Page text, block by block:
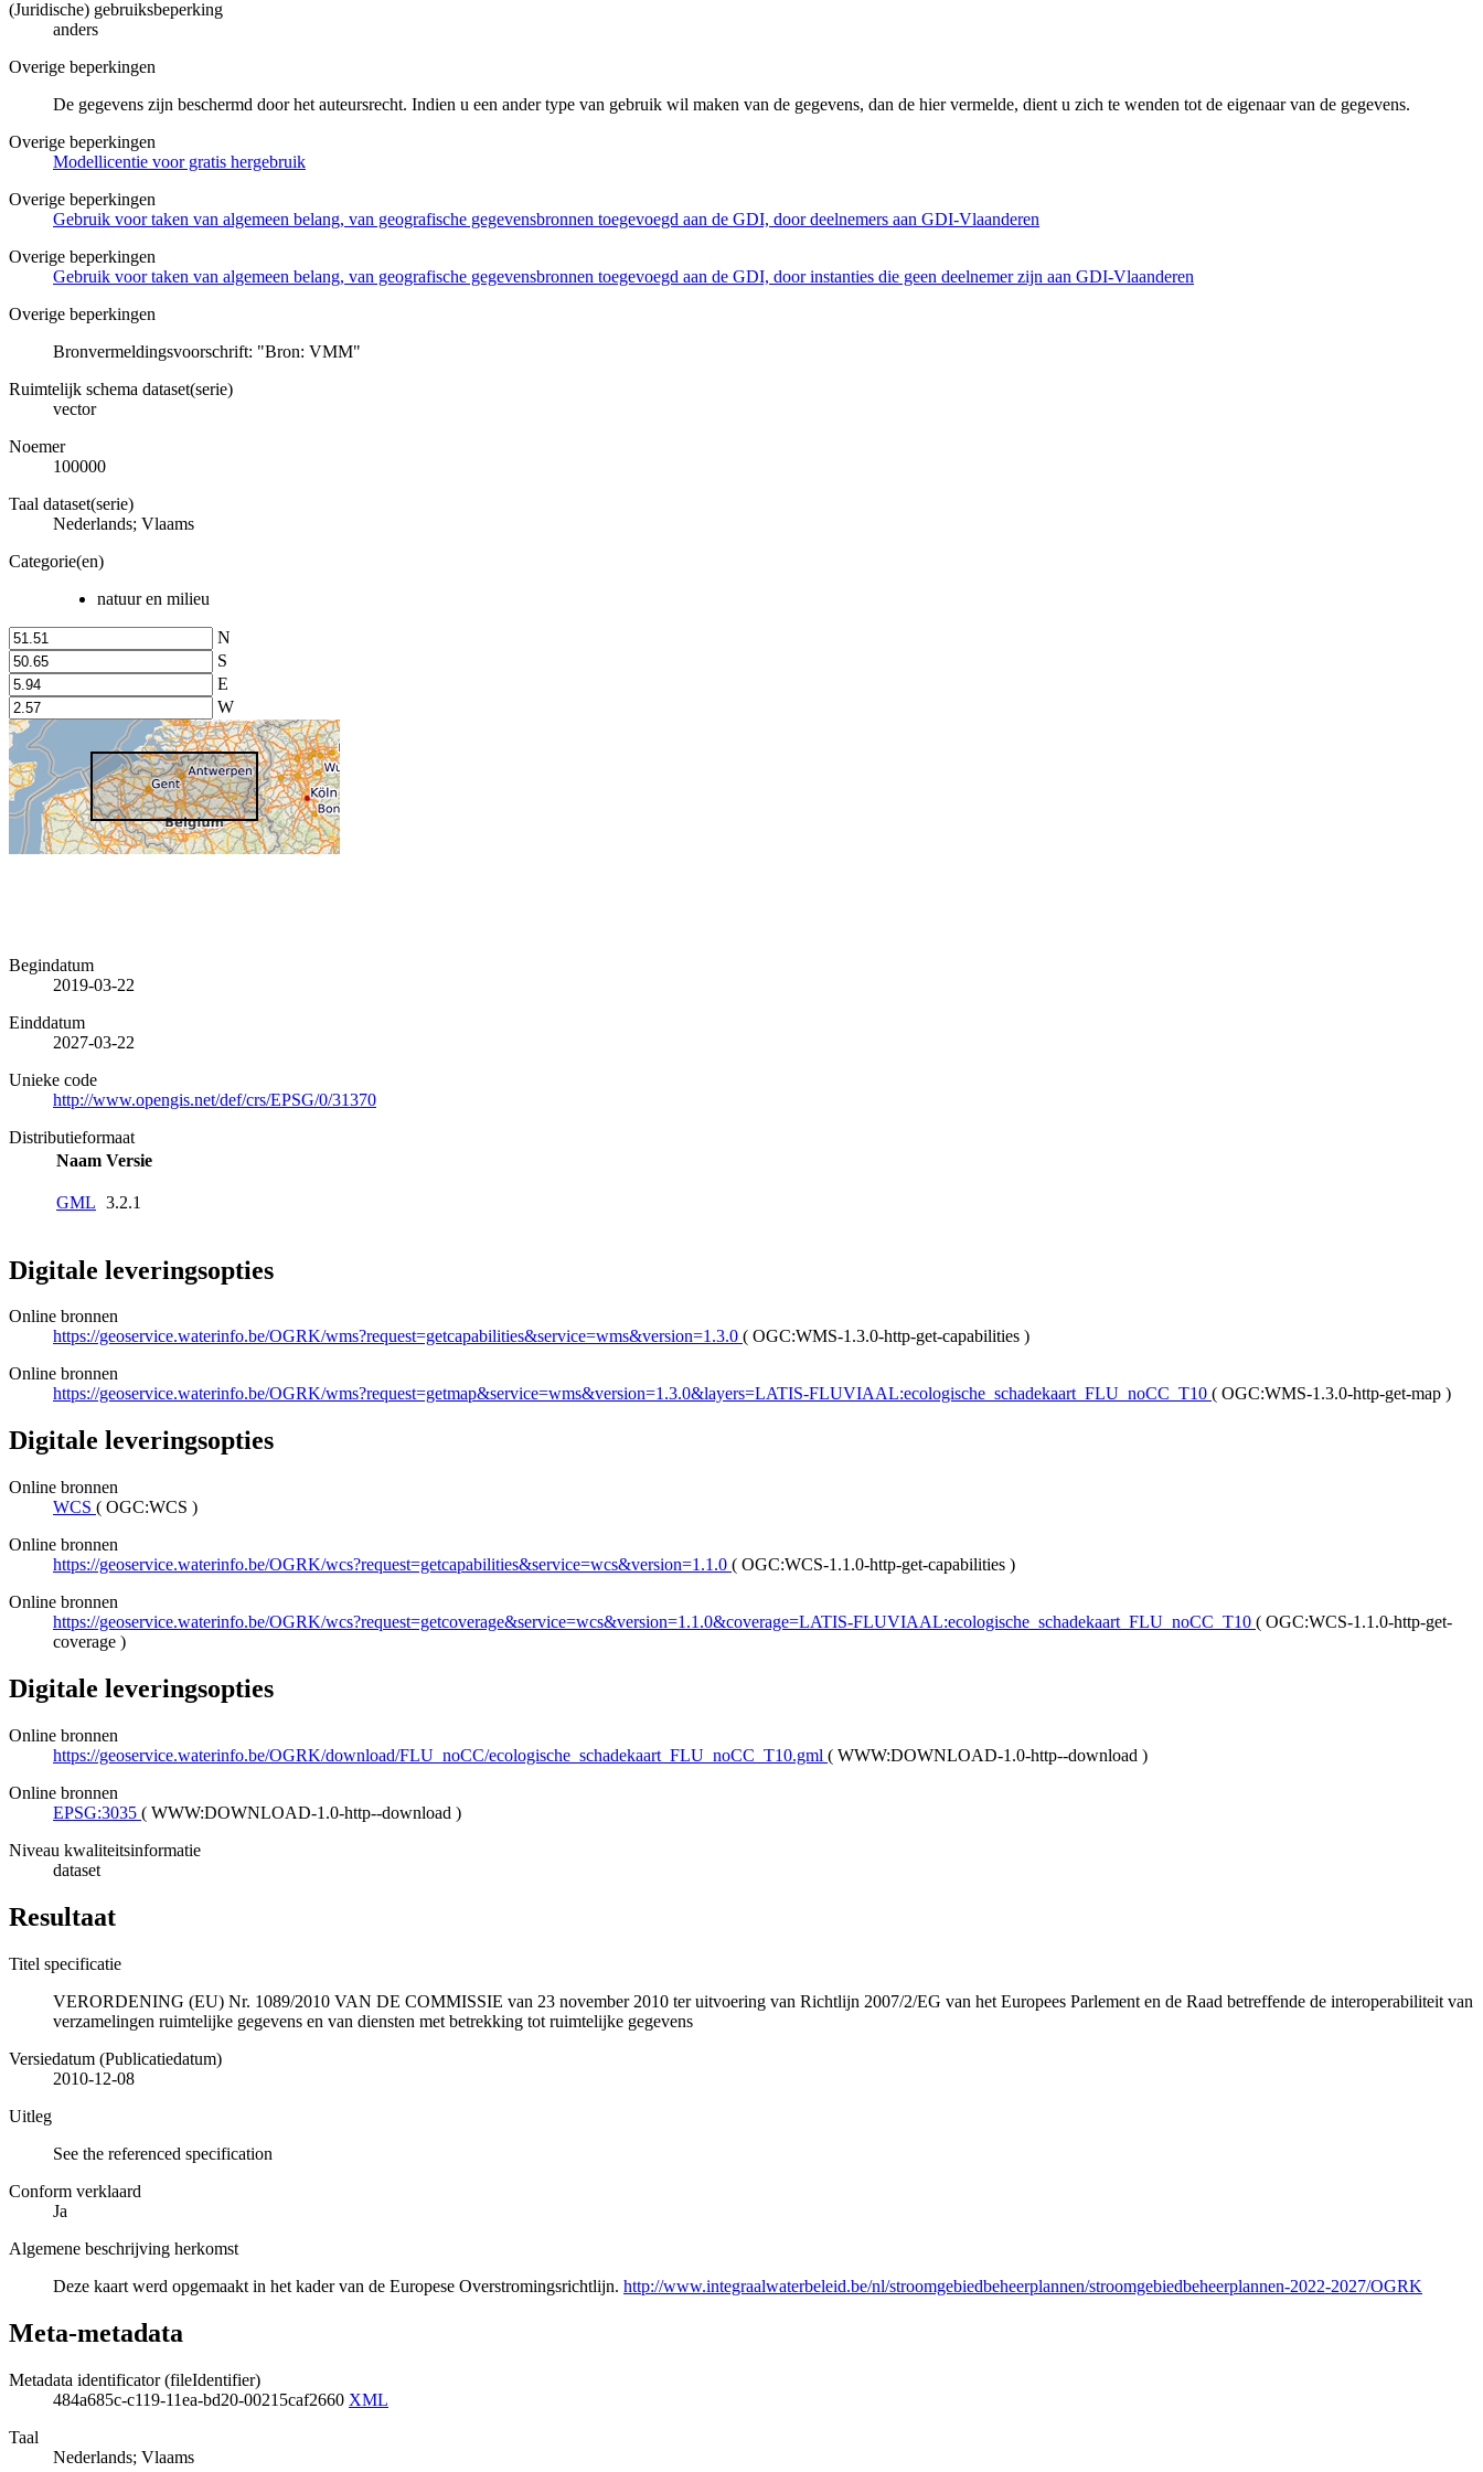
(Juridische) gebruiksbeperking
anders
Overige beperkingen
De gegevens zijn beschermd door het auteursrecht. Indien u een ander type van gebruik wil maken van de gegevens, dan de hier vermelde, dient u zich te wenden tot de eigenaar van de gegevens.
Overige beperkingen
Modellicentie voor gratis hergebruik
Overige beperkingen
Gebruik voor taken van algemeen belang, van geografische gegevensbronnen toegevoegd aan de GDI, door deelnemers aan GDI-Vlaanderen
Overige beperkingen
Gebruik voor taken van algemeen belang, van geografische gegevensbronnen toegevoegd aan de GDI, door instanties die geen deelnemer zijn aan GDI-Vlaanderen
Overige beperkingen
Bronvermeldingsvoorschrift: "Bron: VMM"
Ruimtelijk schema dataset(serie)
vector
Noemer
100000
Taal dataset(serie)
Nederlands; Vlaams
Categorie(en)
natuur en milieu
N
S
E
W
Begindatum
2019-03-22
Einddatum
2027-03-22
Unieke code
http://www.opengis.net/def/crs/EPSG/0/31370
Distributieformaat
Naam Versie
GML 3.2.1
Digitale leveringsopties
Online bronnen
https://geoservice.waterinfo.be/OGRK/wms?request=getcapabilities&service=wms&version=1.3.0 ( OGC:WMS-1.3.0-http-get-capabilities )
Online bronnen
https://geoservice.waterinfo.be/OGRK/wms?request=getmap&service=wms&version=1.3.0&layers=LATIS-FLUVIAAL:ecologische_schadekaart_FLU_noCC_T10 ( OGC:WMS-1.3.0-http-get-map )
Digitale leveringsopties
Online bronnen
WCS ( OGC:WCS )
Online bronnen
https://geoservice.waterinfo.be/OGRK/wcs?request=getcapabilities&service=wcs&version=1.1.0 ( OGC:WCS-1.1.0-http-get-capabilities )
Online bronnen
https://geoservice.waterinfo.be/OGRK/wcs?request=getcoverage&service=wcs&version=1.1.0&coverage=LATIS-FLUVIAAL:ecologische_schadekaart_FLU_noCC_T10 ( OGC:WCS-1.1.0-http-get-
coverage )
Digitale leveringsopties
Online bronnen
https://geoservice.waterinfo.be/OGRK/download/FLU_noCC/ecologische_schadekaart_FLU_noCC_T10.gml ( WWW:DOWNLOAD-1.0-http--download )
Online bronnen
EPSG:3035 ( WWW:DOWNLOAD-1.0-http--download )
Niveau kwaliteitsinformatie
dataset
Resultaat
Titel specificatie
VERORDENING (EU) Nr. 1089/2010 VAN DE COMMISSIE van 23 november 2010 ter uitvoering van Richtlijn 2007/2/EG van het Europees Parlement en de Raad betreffende de interoperabiliteit van
verzamelingen ruimtelijke gegevens en van diensten met betrekking tot ruimtelijke gegevens
Versiedatum (Publicatiedatum)
2010-12-08
Uitleg
See the referenced specification
Conform verklaard
Ja
Algemene beschrijving herkomst
Deze kaart werd opgemaakt in het kader van de Europese Overstromingsrichtlijn. http://www.integraalwaterbeleid.be/nl/stroomgebiedbeheerplannen/stroomgebiedbeheerplannen-2022-2027/OGRK
Meta-metadata
Metadata identificator (fileIdentifier)
484a685c-c119-11ea-bd20-00215caf2660 XML
Taal
Nederlands; Vlaams